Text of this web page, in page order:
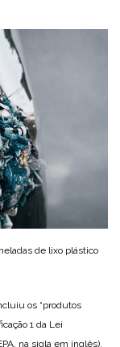
de lixo plástico
os “produtos
1 da Lei
na sigla em inglês),